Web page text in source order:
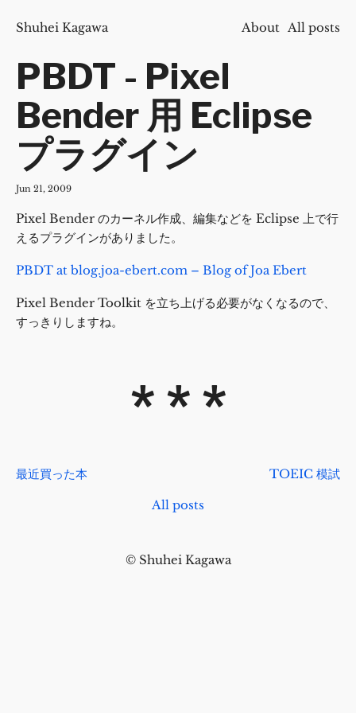
Shuhei Kagawa About All posts
PBDT - Pixel
Bender 用 Eclipse
プラグイン
Jun 21, 2009
Pixel Bender のカーネル作成、編集などを Eclipse 上で行
えるプラグインがありました。
PBDT at blog.joa-ebert.com – Blog of Joa Ebert
Pixel Bender Toolkit を立ち上げる必要がなくなるので、
すっきりしますね。
最近買った本 TOEIC 模試
All posts
© Shuhei Kagawa